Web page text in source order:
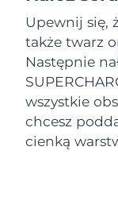
Upewnij się,
także twarz
Następnie
wszystkie
chcesz
cienką